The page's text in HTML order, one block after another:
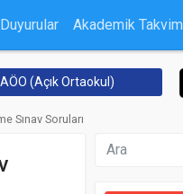
Duyurular Akademik Takvim
AÖO (Açık Ortaokul)
Sınav Soruları